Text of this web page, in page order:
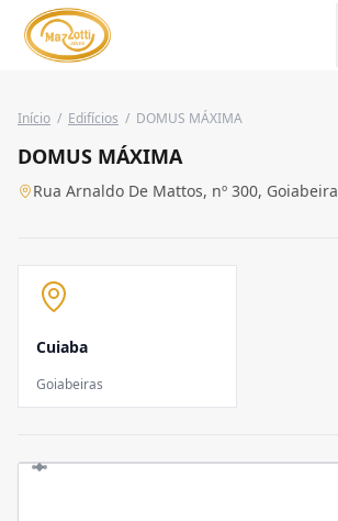
Início / Edifícios / DOMUS MÁXIMA
DOMUS MÁXIMA
Rua Arnaldo De Mattos, nº 300,
Cuiaba
Goiabeiras